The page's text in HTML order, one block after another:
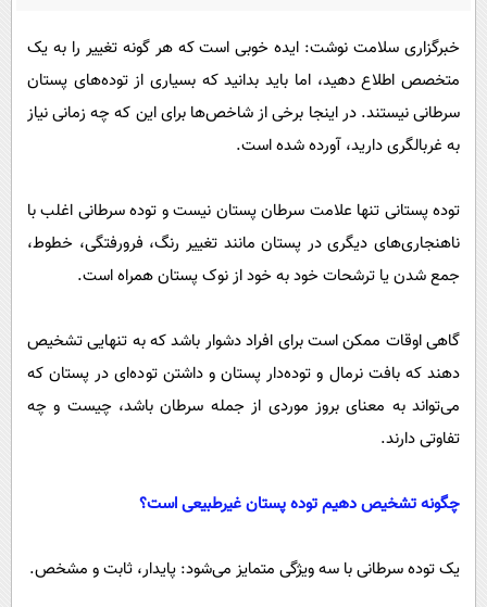
فناوری
گوناگون
سلامت
فرهنگی
اجتماعی
حیات وحش
سیاست خارجی
روانشناسی
آشپزی
خبرگزاری سلامت نوشت: ایده خوبی است که هر گونه تغییر را به یک
متخصص اطلاع دهید، اما باید بدانید که بسیاری از توده‌های پستان
سرطانی نیستند. در اینجا برخی از شاخص‌ها برای این که چه زمانی نیاز
به غربالگری دارید، آورده شده است.
توده پستانی تنها علامت سرطان پستان نیست و توده سرطانی اغلب با
ناهنجاری‌های دیگری در پستان مانند تغییر رنگ، فرورفتگی، خطوط،
جمع شدن یا ترشحات خود به خود از نوک پستان همراه است.
گاهی اوقات ممکن است برای افراد دشوار باشد که به تنهایی تشخیص
دهند که بافت نرمال و توده‌دار پستان و داشتن توده‌ای در پستان که
می‌تواند به معنای بروز موردی از جمله سرطان باشد، چیست و چه
تفاوتی دارند.
چگونه تشخیص دهیم توده پستان غیرطبیعی است؟
یک توده سرطانی با سه ویژگی متمایز می‌شود: پایدار، ثابت و مشخص.